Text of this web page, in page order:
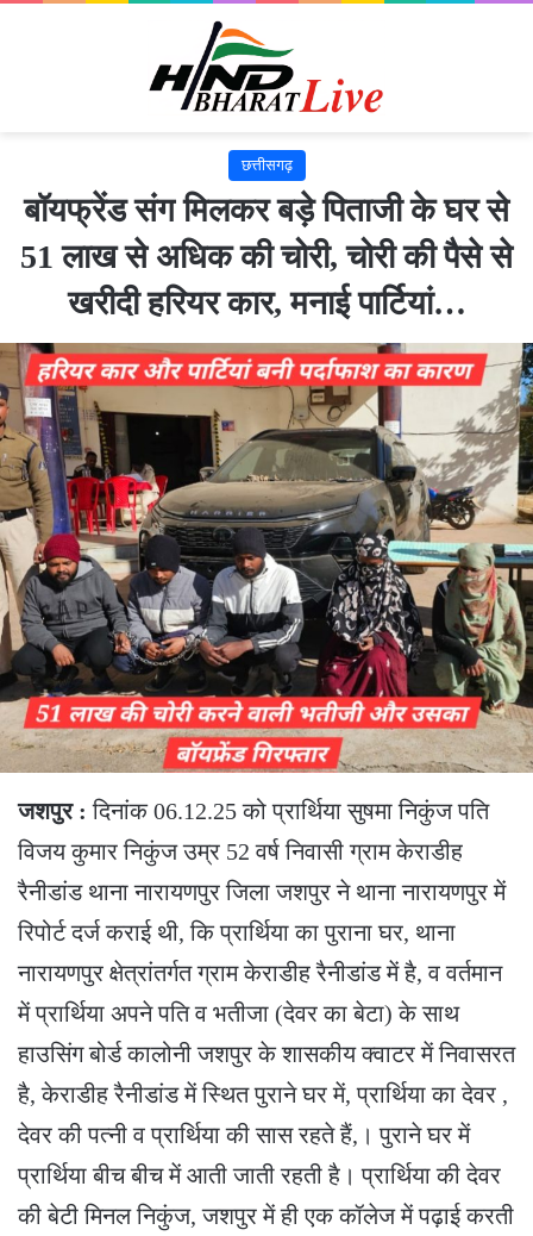
छत्तीसगढ़
बॉयफ्रेंड संग मिलकर बड़े पिताजी के घर से
51 लाख से अधिक की चोरी, चोरी की पैसे से
खरीदी हरियर कार, मनाई पार्टियां…
जशपुर : दिनांक 06.12.25 को प्रार्थिया सुषमा निकुंज पति
विजय कुमार निकुंज उम्र 52 वर्ष निवासी ग्राम केराडीह
रैनीडांड थाना नारायणपुर जिला जशपुर ने थाना नारायणपुर में
रिपोर्ट दर्ज कराई थी, कि प्रार्थिया का पुराना घर, थाना
नारायणपुर क्षेत्रांतर्गत ग्राम केराडीह रैनीडांड में है, व वर्तमान
में प्रार्थिया अपने पति व भतीजा (देवर का बेटा) के साथ
हाउसिंग बोर्ड कालोनी जशपुर के शासकीय क्वाटर में निवासरत
है, केराडीह रैनीडांड में स्थित पुराने घर में, प्रार्थिया का देवर ,
देवर की पत्नी व प्रार्थिया की सास रहते हैं,। पुराने घर में
प्रार्थिया बीच बीच में आती जाती रहती है। प्रार्थिया की देवर
की बेटी मिनल निकुंज, जशपुर में ही एक कॉलेज में पढ़ाई करती